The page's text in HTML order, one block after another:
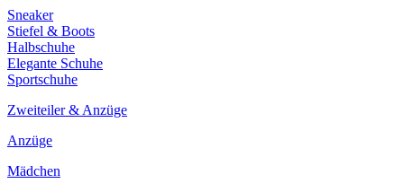
Sneaker
Stiefel & Boots
Halbschuhe
Elegante Schuhe
Sportschuhe
Zweiteiler & Anzüge
Anzüge
Mädchen